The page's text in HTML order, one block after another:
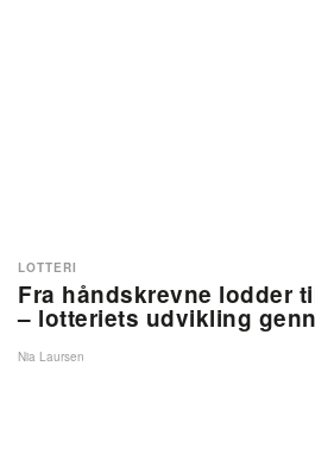
Fra håndskrevne lodder
– lotteriets udvikling
LOTTERI
Nia Laursen